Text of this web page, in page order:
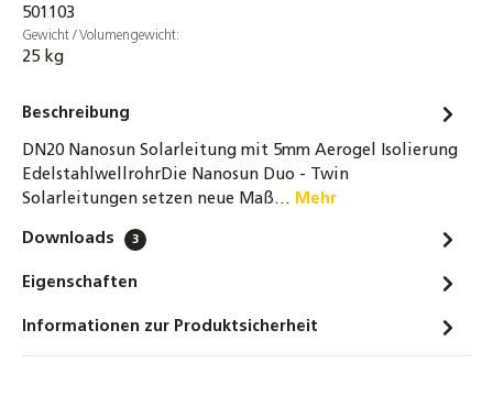
32-tlg. Montage-Set für Wellrohre DN16 &
DN20 – Bördelwerkzeug, Rohrabschneider &
4er-Set 1 Zoll Überwurfmuttern DN20
Edelstahlwellrohr + Segmentringe &
Schnellverschraubung Schnellkupplung für
501103
Gewicht / Volumengewicht:
25 kg
Beschreibung
DN20 Nanosun Solarleitung mit 5mm Aerogel Isolierung
EdelstahlwellrohrDie Nanosun Duo - Twin
Solarleitungen setzen neue Maß… Mehr
Downloads 3
Eigenschaften
Informationen zur Produktsicherheit